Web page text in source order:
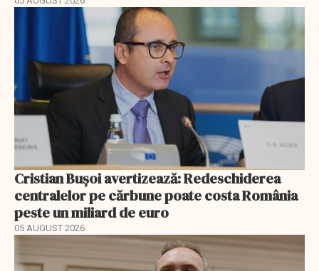
Cristian Bușoi avertizează: Redeschiderea
centralelor pe cărbune poate costa România
peste un miliard de euro
05 AUGUST 2026